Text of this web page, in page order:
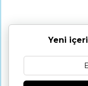
Yeni